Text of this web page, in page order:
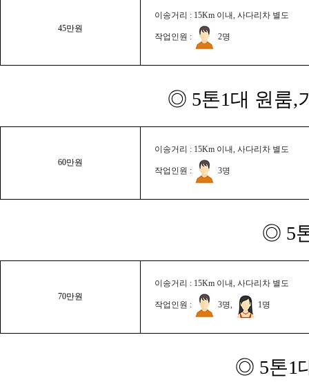
45만원
이송거리 : 15Km 이내, 사다리차 별도
작업인원 : 2명
◎ 5톤1대 원룸,
60만원
이송거리 : 15Km 이내, 사다리차 별도
작업인원 : 3명
◎ 5
70만원
이송거리 : 15Km 이내, 사다리차 별도
작업인원 : 3명, 1명
◎ 5톤1